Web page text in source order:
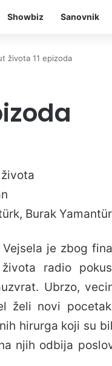
Showbiz Sanovnik
života 11 epizoda
Burak
je zbog
radio
Ubrzo,
želi novi
hirurga koji su
njih odbija